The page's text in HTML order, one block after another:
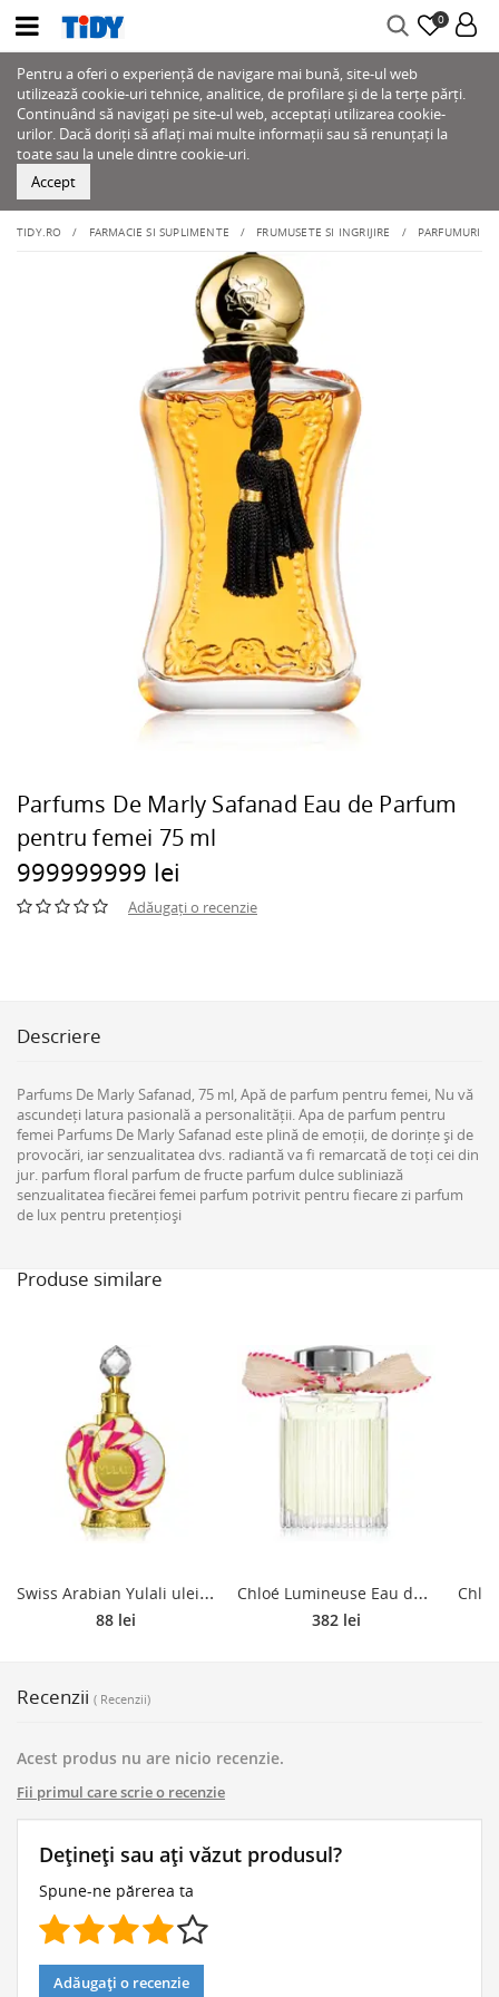
0
Pentru a oferi o experiență de navigare mai bună, site-ul web
utilizează cookie-uri tehnice, analitice, de profilare și de la terțe părți.
Continuând să navigați pe site-ul web, acceptați utilizarea cookie-
urilor. Dacă doriți să aflați mai multe informații sau să renunțați la
toate sau la unele dintre cookie-uri.
Accept
TIDY.RO FARMACIE SI SUPLIMENTE FRUMUSETE SI INGRIJIRE PARFUMURI
Parfums De Marly Safanad Eau de Parfum
pentru femei 75 ml
999999999 lei
Adăugați o recenzie
Descriere
Parfums De Marly Safanad, 75 ml, Apă de parfum pentru femei, Nu vă
ascundeți latura pasională a personalității. Apa de parfum pentru
femei Parfums De Marly Safanad este plină de emoții, de dorințe și de
provocări, iar senzualitatea dvs. radiantă va fi remarcată de toți cei din
jur. parfum floral parfum de fructe parfum dulce subliniază
senzualitatea fiecărei femei parfum potrivit pentru fiecare zi parfum
de lux pentru pretențioși
Produse similare
S
wiss Arabian Yulali ulei parfumat pentru femei 15 ml
88 lei
C
hloé Lumineuse Eau de Parfum reincarcabil pentru femei 100 ml
382 lei
Recenzii ( Recenzii)
Acest produs nu are nicio recenzie.
Fii primul care scrie o recenzie
Dețineți sau ați văzut produsul?
Spune-ne părerea ta
Adăugați o recenzie